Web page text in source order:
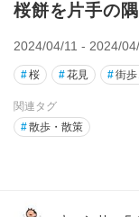
桜餅を片手の
2024/04/11 - 2024/
#桜 #花見 #街歩
関連タグ
#散歩・散策